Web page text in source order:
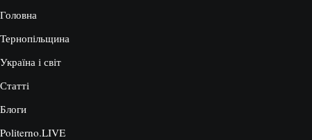
Головна
Тернопільщина
Україна і світ
Статті
Блоги
Politerno.LIVE